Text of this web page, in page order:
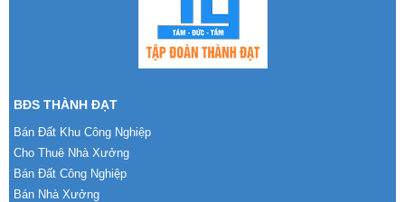
BĐS THÀNH ĐẠT
Bán Đất Khu Công Nghiệp
Cho Thuê Nhà Xưởng
Bán Đất Công Nghiệp
Bán Nhà Xưởng